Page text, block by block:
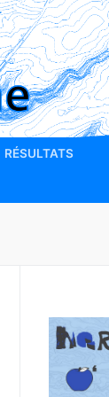
RÉSULTATS